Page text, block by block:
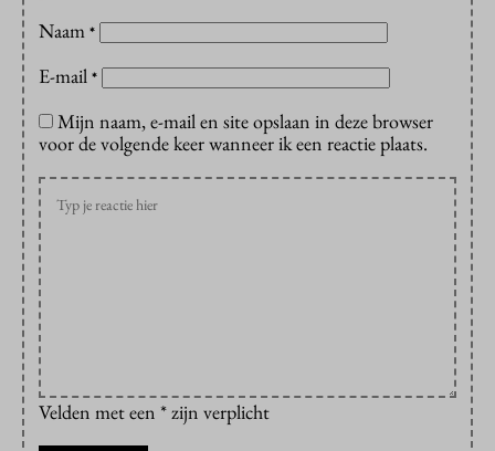
Naam *
E-mail *
Mijn naam, e-mail en site opslaan in deze browser
voor de volgende keer wanneer ik een reactie plaats.
Velden met een * zijn verplicht